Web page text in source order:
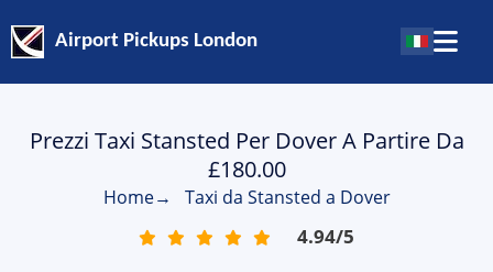
Airport Pickups London
Prezzi Taxi Stansted Per Dover A Partire Da
£180.00
Home→ Taxi da Stansted a Dover
4.94/5